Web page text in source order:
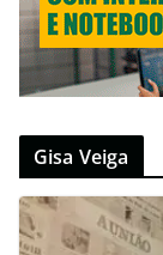
Gisa Veiga